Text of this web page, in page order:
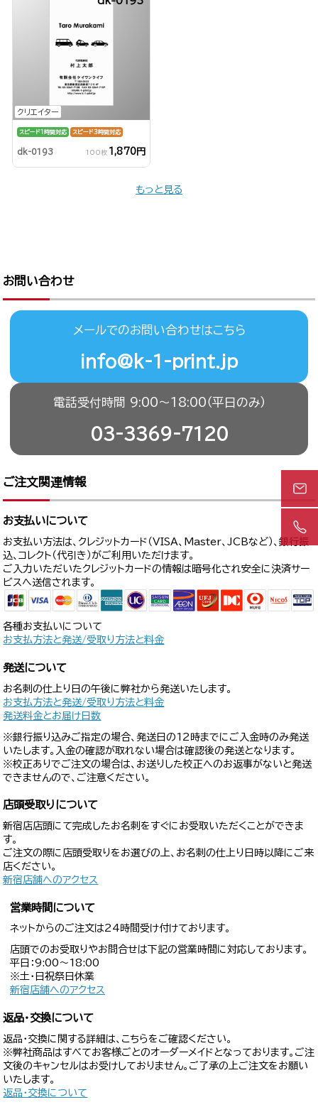
クリエイター
スピード1時間対応 スピード3時間対応
dk-0193 100枚 1,870円
もっと見る
お問い合わせ
メールでのお問い合わせはこちら
info@k-1-print.jp
電話受付時間 9:00〜18:00（平日のみ）
03-3369-7120
ご注文関連情報
お支払いについて
お支払い方法は、クレジットカード（VISA、Master、JCBなど）、銀行振
込、コレクト（代引き）がご利用いただけます。
ご入力いただいたクレジットカードの情報は暗号化され安全に決済サー
ビスへ送信されます。
各種お支払いについて
お支払方法と発送/受取り方法と料金
発送について
お名刺の仕上り日の午後に弊社から発送いたします。
お支払方法と発送/受取り方法と料金
発送料金とお届け日数
※銀行振り込みご指定の場合、発送日の12時までにご入金時のみ発送
いたします。入金の確認が取れない場合は確認後の発送となります。
※校正ありでご注文の場合は、お送りした校正へのお返事がないと発送
できませんので、ご注意ください。
店頭受取りについて
新宿店店頭にて完成したお名刺をすぐにお受取いただくことができま
す。
ご注文の際に店頭受取りをお選びの上、お名刺の仕上り日時以降にご来
店ください。
新宿店舗へのアクセス
営業時間について
ネットからのご注文は24時間受け付けております。
店頭でのお受取りやお問合せは下記の営業時間に対応しております。
平日：9:00〜18:00
※土・日祝祭日休業
新宿店舗へのアクセス
返品・交換について
返品・交換に関する詳細は、こちらをご確認ください。
※弊社商品はすべてお客様ごとのオーダーメイドとなっております。ご注
文後のキャンセルはお受けしておりません。ご了承の上ご注文をお願い
いたします。
返品・交換について